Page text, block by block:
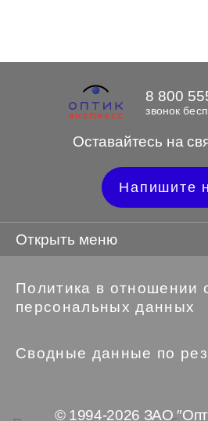
Оставайтесь на
8 800
звонок
Напишите
Открыть меню
Политика в отношении
персональных данных
Сводные данные по
© 1994-2026 ЗАО